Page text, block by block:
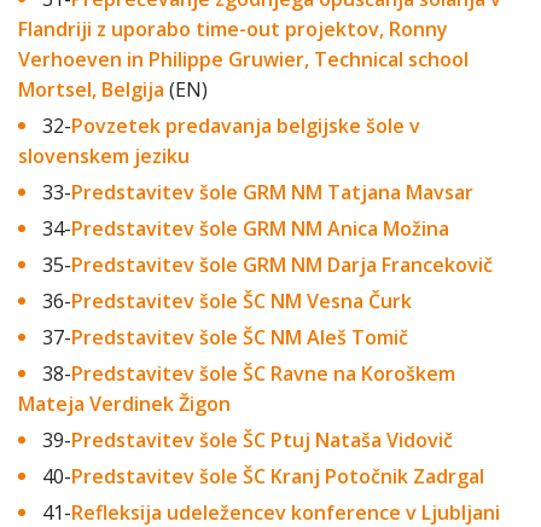
Flandriji z uporabo time-out projektov, Ronny
Verhoeven in Philippe Gruwier, Technical school
Mortsel, Belgija (EN)
32-Povzetek predavanja belgijske šole v
slovenskem jeziku
33-Predstavitev šole GRM NM Tatjana Mavsar
34-Predstavitev šole GRM NM Anica Možina
35-Predstavitev šole GRM NM Darja Francekovič
36-Predstavitev šole ŠC NM Vesna Čurk
37-Predstavitev šole ŠC NM Aleš Tomič
38-Predstavitev šole ŠC Ravne na Koroškem
Mateja Verdinek Žigon
39-Predstavitev šole ŠC Ptuj Nataša Vidovič
40-Predstavitev šole ŠC Kranj Potočnik Zadrgal
41-Refleksija udeležencev konference v Ljubljani